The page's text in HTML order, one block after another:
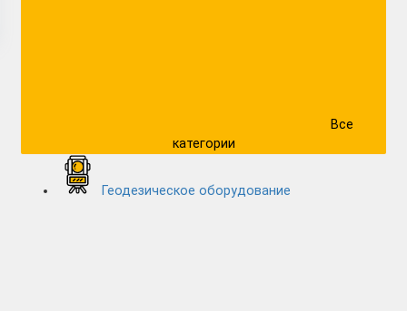
Все
категории
Геодезическое оборудование